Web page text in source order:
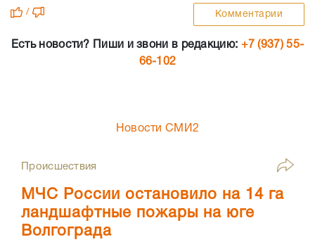
/ Комментарии
Есть новости? Пиши и звони в редакцию: +7 (937) 55-
66-102
Новости СМИ2
Происшествия
МЧС России остановило на 14 га
ландшафтные пожары на юге
Волгограда